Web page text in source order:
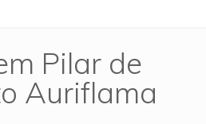
Pilar de
Auriflama